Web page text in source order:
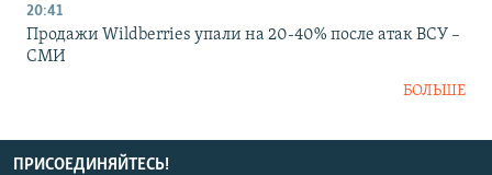
20:41
Продажи Wildberries упали на 20-40% после атак ВСУ –
СМИ
БОЛЬШЕ
ПРИСОЕДИНЯЙТЕСЬ!